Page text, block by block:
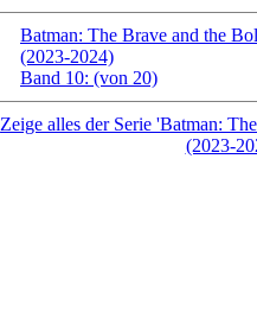
Batman: The Brave and the
(2023-2024)
Band 10: (von 20)
Zeige alles der Serie 'Batman:
(2023-